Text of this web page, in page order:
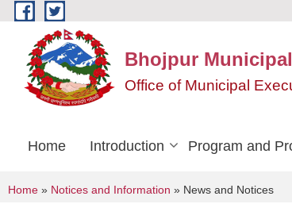
Skip to main content
Bhojpur
Office of Municipal
Home Introduction Program and
You are here
Home » Notices and Information » News and Notices